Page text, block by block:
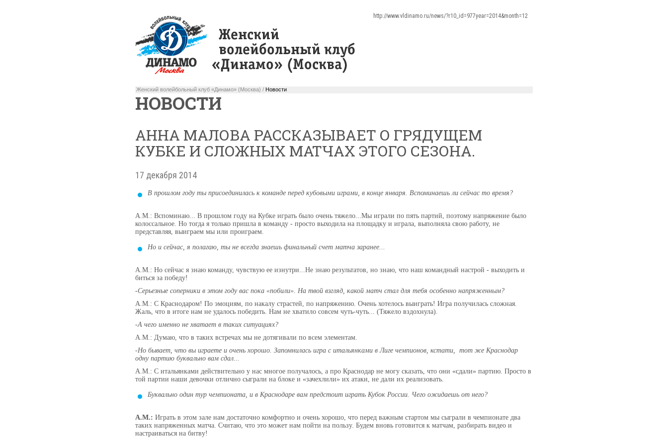
http://www.vldinamo.ru/news/?r10_id=977year=2014&month=12
Женский волейбольный клуб «Динамо» (Москва) / Новости
НОВОСТИ
АННА МАЛОВА РАССКАЗЫВАЕТ О ГРЯДУЩЕМ
КУБКЕ И СЛОЖНЫХ МАТЧАХ ЭТОГО СЕЗОНА.
17 декабря 2014
В прошлом году ты присоединилась к команде перед кубовыми играми, в конце января. Вспоминаешь ли сейчас то время?
А.М.: Вспоминаю... В прошлом году на Кубке играть было очень тяжело...Мы играли по пять партий, поэтому напряжение было
колоссальное. Но тогда я только пришла в команду - просто выходила на площадку и играла, выполняла свою работу, не
представляя, выиграем мы или проиграем.
Но и сейчас, я полагаю, ты не всегда знаешь финальный счет матча заранее...
А.М.: Но сейчас я знаю команду, чувствую ее изнутри...Не знаю результатов, но знаю, что наш командный настрой - выходить и
биться за победу!
-Серьезные соперники в этом году вас пока «побили». На твой взгляд, какой матч стал для тебя особенно напряженным?
А.М.: С Краснодаром! По эмоциям, по накалу страстей, по напряжению. Очень хотелось выиграть! Игра получилась сложная.
Жаль, что в итоге нам не удалось победить. Нам не хватило совсем чуть-чуть... (Тяжело вздохнула).
-А чего именно не хватает в таких ситуациях?
А.М.: Думаю, что в таких встречах мы не дотягивали по всем элементам.
-Но бывает, что вы играете и очень хорошо. Запомнилась игра с итальянками в Лиге чемпионов, кстати, тот же Краснодар
одну партию буквально вам сдал...
А.М.: С итальянками действительно у нас многое получалось, а про Краснодар не могу сказать, что они «сдали» партию. Просто в
той партии наши девочки отлично сыграли на блоке и «зачехлили» их атаки, не дали их реализовать.
Буквально один тур чемпионата, и в Краснодаре вам предстоит играть Кубок России. Чего ожидаешь от него?
А.М.: Играть в этом зале нам достаточно комфортно и очень хорошо, что перед важным стартом мы сыграли в чемпионате два
таких напряженных матча. Считаю, что это может нам пойти на пользу. Будем вновь готовится к матчам, разбирать видео и
настраиваться на битву!